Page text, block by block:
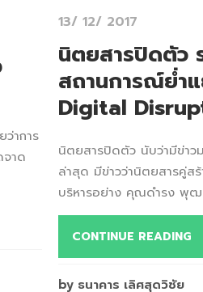
าการ
จาด
13/ 12/ 2017
นิตยสารปิดตัว
สถานการณ์ย่ำแ
Digital
นิตยสารปิดตัว นับว่ามีข่าว
ล่าสุด มีข่าวว่านิตยสารคู่ส
บริหารอย่าง คุณดำรง พุฒ
CONTINUE READING
by ธนาคาร เลิศสุดวิชัย